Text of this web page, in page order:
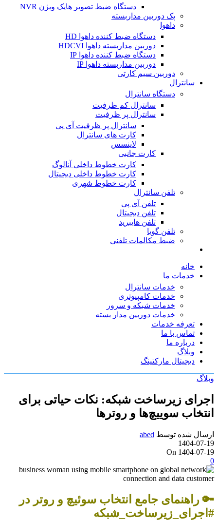
دستگاه ضبط تصویر هایک ویژن NVR
پک دوربین مداربسته
داهوا
دستگاه ضبط کننده داهوا HD
دوربین مداربسته داهوا HDCVI
دستگاه ضبط کننده داهوا IP
دوربین مداربسته داهوا IP
دوربین سیم کارتی
سانترال
دستگاه سانترال
سانترال کم ظرفیت
سانترال پر ظرفیت
سانترال پر ظرفیت آی پی
کارت های سانترال
لاینسس
کارت جانبی
کارت خطوط داخلی آنالوگ
کارت خطوط داخلی دیجیتال
کارت خطوط شهری
تلفن سانترال
تلفن آی پی
تلفن دیجیتال
تلفن هایبرید
تلفن گویا
ضبط مکالمات تلفنی
خانه
خدمات ما
خدمات سانترال
خدمات کامپیوتری
خدمات شبکه و سرور
خدمات دوربین مدار بسته
تعرفه خدمات
تماس با ما
درباره ما
وبلاگ
دیجیتال مارکتینگ
وبلاگ
اجرای زیرساخت شبکه: نکات حیاتی برای
انتخاب سوییچ‌ها و روترها
ارسال شده توسط abed
1404-07-19
On 1404-07-19
0
🔑 راهنمای جامع انتخاب سوئیچ و روتر در
#اجرای_زیرساخت_شبکه